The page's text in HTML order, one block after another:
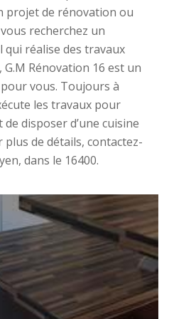
projet de rénovation ou
recherchez un
réalise des travaux
Rénovation 16 est un
vous. Toujours à
les travaux pour
disposer d’une cuisine
de détails, contactez-
dans le 16400.